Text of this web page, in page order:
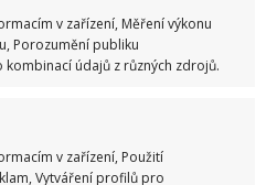
v zařízení, Měření výkonu
Porozumění publiku
údajů z různých zdrojů.
v zařízení, Použití
Vytváření profilů pro
rovněž na kousek
ovlivňují psychiku.
to spíš kutloch, by vás